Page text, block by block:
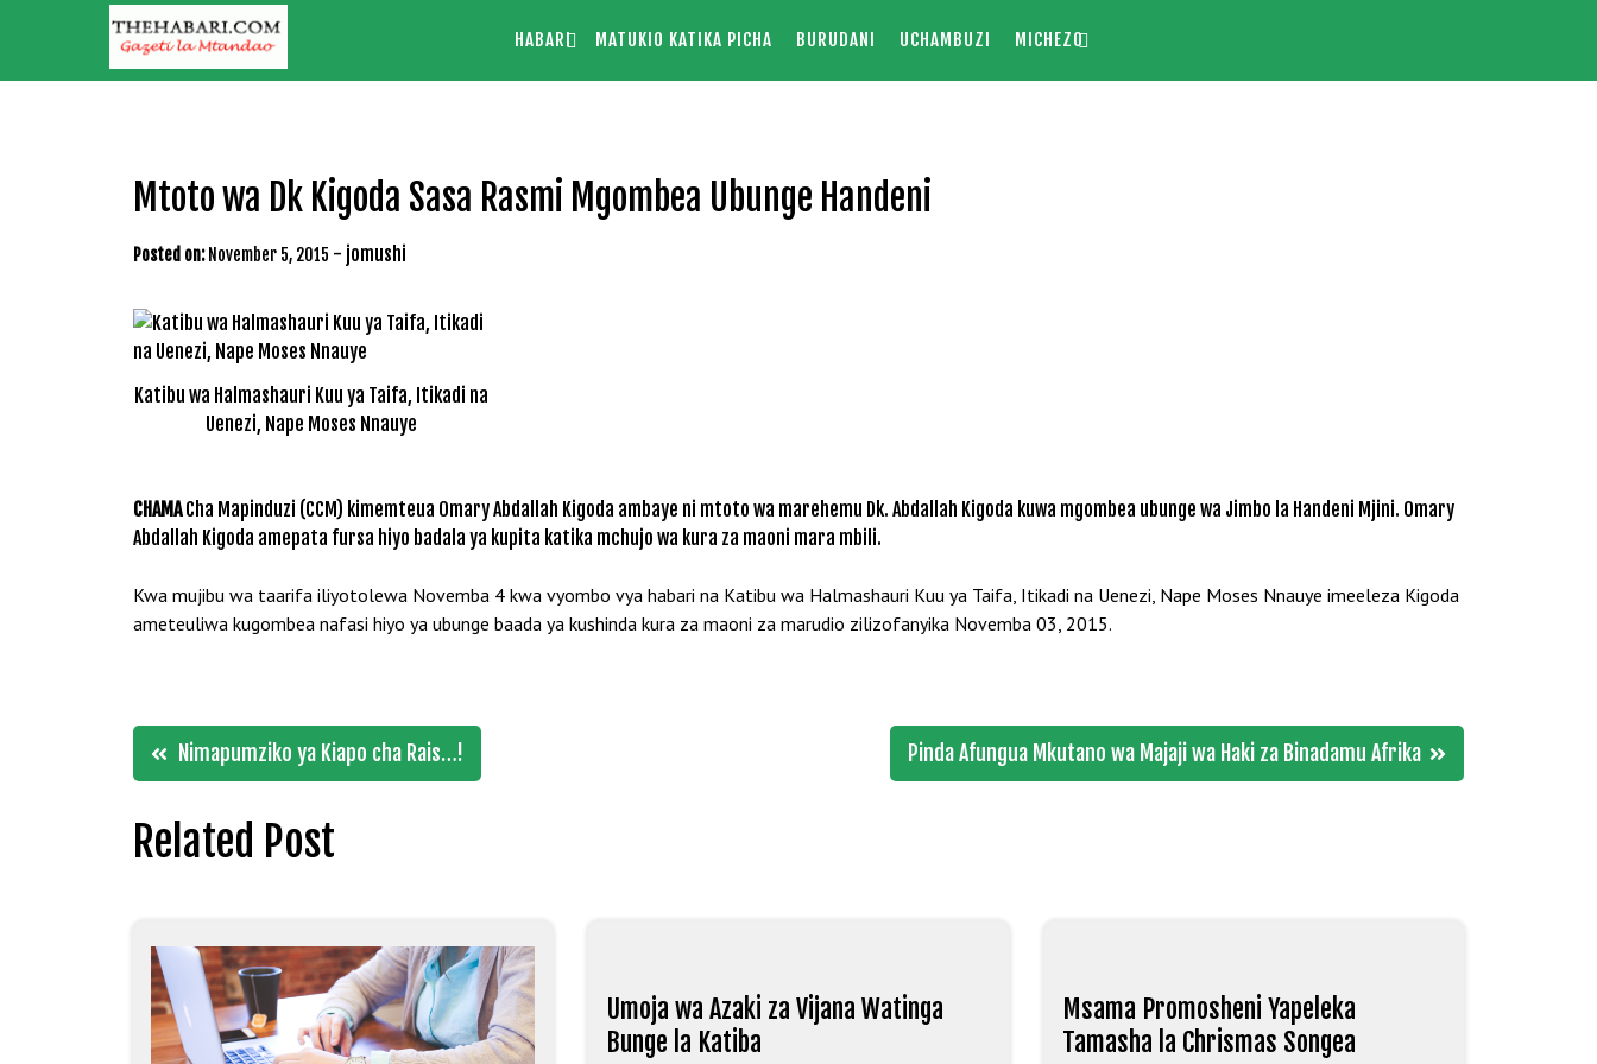
HABARI MATUKIO KATIKA PICHA BURUDANI UCHAMBUZI MICHEZO
Mtoto wa Dk Kigoda Sasa Rasmi Mgombea Ubunge Handeni
Posted on: November 5, 2015 - jomushi
Katibu wa Halmashauri Kuu ya Taifa, Itikadi na
Uenezi, Nape Moses Nnauye
CHAMACha Mapinduzi (CCM) kimemteua Omary Abdallah Kigoda ambaye ni mtoto wa marehemu Dk. Abdallah Kigoda kuwa mgombea ubunge wa Jimbo la Handeni Mjini. Omary
Abdallah Kigoda amepata fursa hiyo badala ya kupita katika mchujo wa kura za maoni mara mbili.
Kwa mujibu wa taarifa iliyotolewa Novemba 4 kwa vyombo vya habari na Katibu wa Halmashauri Kuu ya Taifa, Itikadi na Uenezi, Nape Moses Nnauye imeeleza Kigoda
ameteuliwa kugombea nafasi hiyo ya ubunge baada ya kushinda kura za maoni za marudio zilizofanyika Novemba 03, 2015.
Post
navigation
Nimapumziko ya Kiapo cha Rais…! Pinda Afungua Mkutano wa Majaji wa Haki za Binadamu Afrika
Related Post
Umoja wa Azaki za Vijana Watinga
Bunge la Katiba
Msama Promosheni Yapeleka
Tamasha la Chrismas Songea